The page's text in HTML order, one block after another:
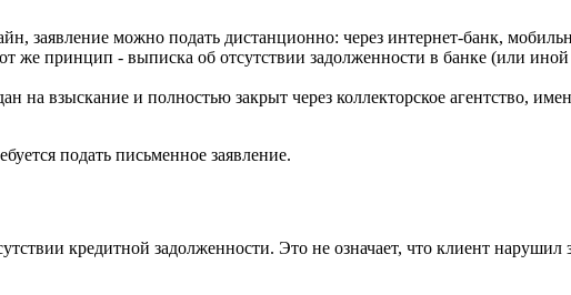
заявление можно подать дистанционно: через интернет-банк,
принцип - выписка об отсутствии задолженности в банке (или
на взыскание и полностью закрыт через коллекторское агентство,
подать письменное заявление.
кредитной задолженности. Это не означает, что клиент